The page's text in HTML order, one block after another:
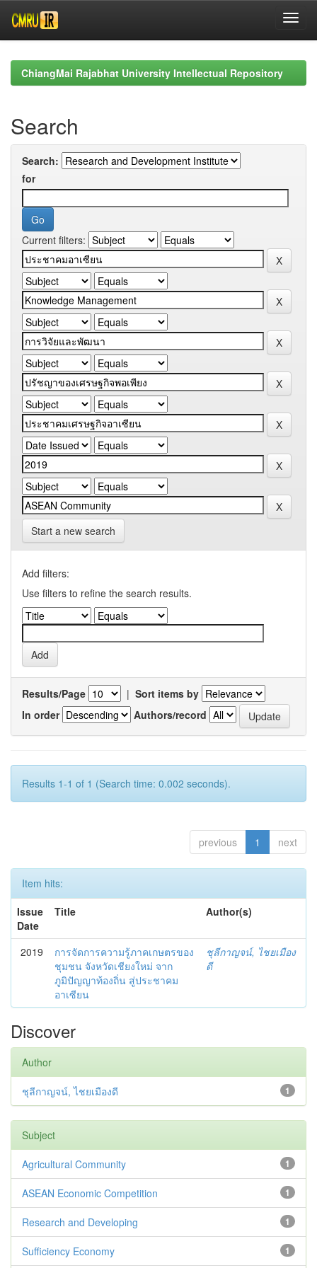
navigationChiangMai Rajabhat University Intellectual Repository
Search
Search:
for
Current filters:
Start a new search
Add filters:
Use filters to refine the search results.
Results/Page | Sort items by
In order
Authors/record
Results 1-1 of 1 (Search time: 0.002 seconds).
previous 1 next
Item hits:
Issue
Date
Title Author(s)
2019
การจัดการความรู้ภาคเกษตรของ
ชุมชน จังหวัดเชียงใหม่ จาก
ภูมิปัญญาท้องถิ่น สู่ประชาคม
อาเซียน
ชุลีกาญจน์, ไชยเมือง
ดี
Discover
Author
1
ชุลีกาญจน์, ไชยเมืองดี
Subject
1
Agricultural Community
1
ASEAN Economic Competition
1
Research and Developing
1
Sufficiency Economy